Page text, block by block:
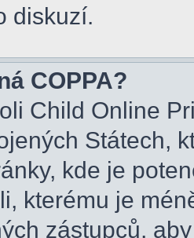
diskuzí.
COPPA?
Child Online
Státech,
kde je
kterému je
zástupců,